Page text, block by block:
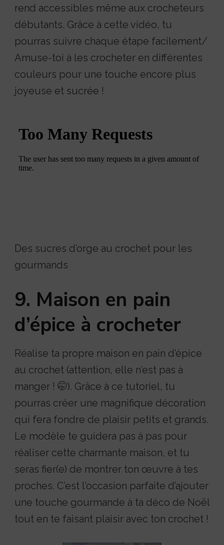
rend accessibles même aux crocheteurs
débutants. Grâce à cette vidéo, tu
pourras suivre chaque étape facilement/
Amuse-toi à les crocheter en différentes
couleurs pour une touche encore plus
joyeuse et sucrée !
Des sucres d’orge au crochet pour les
gourmands
9. Maison en pain
d’épice à crocheter
Réalise ta propre maison en pain d’épice
au crochet (attention, elle n’est pas à
manger ! 🤭). Grâce à ce tutoriel, tu
pourras créer une magnifique décoration
qui fera fondre de plaisir petits et grands.
Le modèle te guidera pas à pas pour
réaliser cette charmante maison, et tu
seras fier(e) de montrer ton œuvre à tes
proches. C’est l’occasion parfaite d’ajouter
une touche gourmande à ta déco de Noël
tout en te faisant plaisir avec ton crochet !